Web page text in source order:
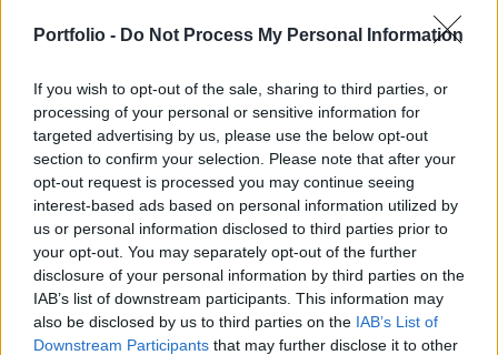
Portfolio - Do Not Process My Personal Information
If you wish to opt-out of the sale, sharing to third parties, or
processing of your personal or sensitive information for
targeted advertising by us, please use the below opt-out
section to confirm your selection. Please note that after your
opt-out request is processed you may continue seeing
interest-based ads based on personal information utilized by
us or personal information disclosed to third parties prior to
your opt-out. You may separately opt-out of the further
disclosure of your personal information by third parties on the
IAB’s list of downstream participants. This information may
also be disclosed by us to third parties on the IAB’s List of
Downstream Participants that may further disclose it to other
szemben erősödésnek indult, amint azt a
már, mint lehetséges forgatókönyvet.
Most, hogy a svájci frankot 1,2-nél támasztani fogja az
SNB, még több oka van a norvég fizetőeszköznek az
erősödésre - mondta el a Morgan Stanley egyik elemzője.
Mivel kicsi az esélye a svájci frank további
felértékelődésének, ráadásul a hozamok is negatív szinten
mozognak, a svájci menedék már nem olyan vonzó.
Azoknak a portfoliómenedzsereknek, akinek Európában kell
biztos...